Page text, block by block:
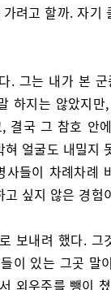
려고 할까. 자기
. 그는 내가 본
하지는 않았지
결국 그 참호 안
얼굴도 내밀지
들이 차례차례
싶지 않은 경험
보내려 했다. 그
이 있는 그곳 말
외우주를 뺑이